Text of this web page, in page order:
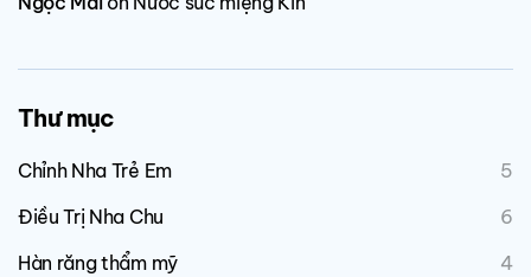
Thư mục
Chỉnh Nha Trẻ Em
5
Điều Trị Nha Chu
6
Hàn răng thẩm mỹ
4